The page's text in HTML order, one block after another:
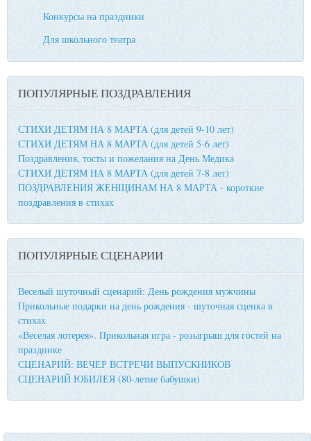
Конкурсы на праздники
Для школьного театра
ПОПУЛЯРНЫЕ ПОЗДРАВЛЕНИЯ
СТИХИ ДЕТЯМ НА 8 МАРТА (для детей 9-10 лет)
СТИХИ ДЕТЯМ НА 8 МАРТА (для детей 5-6 лет)
Поздравления, тосты и пожелания на День Медика
СТИХИ ДЕТЯМ НА 8 МАРТА (для детей 7-8 лет)
ПОЗДРАВЛЕНИЯ ЖЕНЩИНАМ НА 8 МАРТА - короткие
поздравления в стихах
ПОПУЛЯРНЫЕ СЦЕНАРИИ
Веселый шуточный сценарий: День рождения мужчины
Прикольные подарки на день рождения - шуточная сценка в
стихах
«Веселая лотерея». Прикольная игра - розыгрыш для гостей на
празднике
СЦЕНАРИЙ: ВЕЧЕР ВСТРЕЧИ ВЫПУСКНИКОВ
СЦЕНАРИЙ ЮБИЛЕЯ (80-летие бабушки)